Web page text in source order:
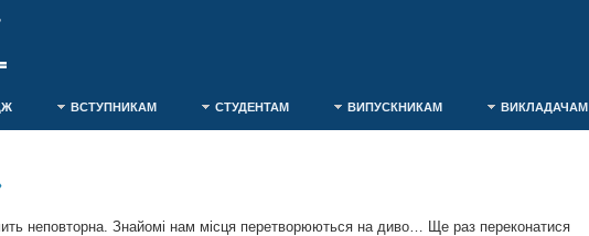
ВСТУПНИКАМ СТУДЕНТАМ ВИПУСКНИКАМ ВИКЛАДАЧАМ
неповторна. Знайомі нам місця перетворюються на диво… Ще раз переконатися